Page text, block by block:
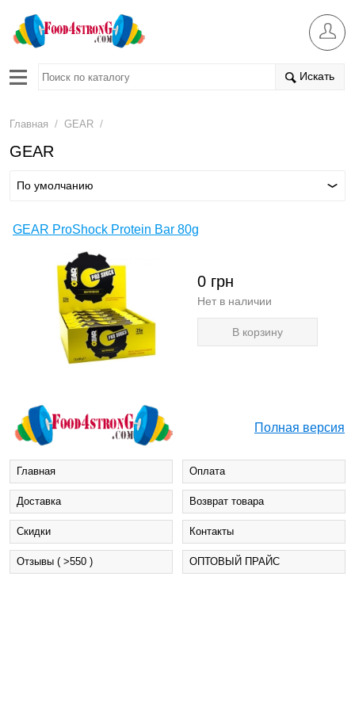
Искать
Главная / GEAR /
GEAR
По умолчанию
GEAR ProShock Protein Bar 80g
0 грн
Нет в наличии
В корзину
Полная версия
Главная Оплата
Доставка Возврат товара
Cкидки Контакты
Отзывы ( >550 ) ОПТОВЫЙ ПРАЙС